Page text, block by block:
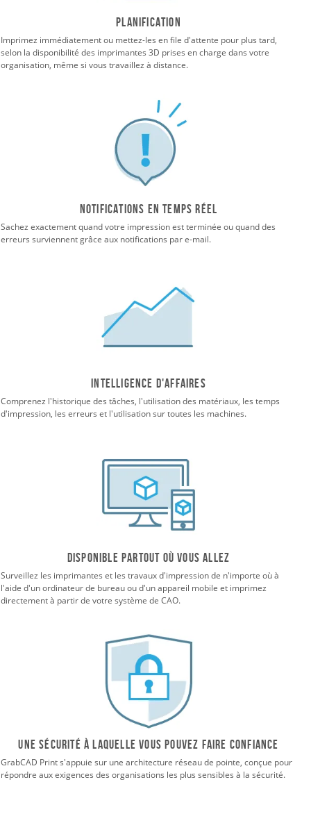
Planification
Imprimez immédiatement ou mettez-les en file d'attente pour plus tard,
selon la disponibilité des imprimantes 3D prises en charge dans votre
organisation, même si vous travaillez à distance.
Notifications en temps réel
Sachez exactement quand votre impression est terminée ou quand des
erreurs surviennent grâce aux notifications par e-mail.
Intelligence d'affaires
Comprenez l'historique des tâches, l'utilisation des matériaux, les temps
d'impression, les erreurs et l'utilisation sur toutes les machines.
Disponible partout où vous allez
Surveillez les imprimantes et les travaux d'impression de n'importe où à
l'aide d'un ordinateur de bureau ou d'un appareil mobile et imprimez
directement à partir de votre système de CAO.
Une sécurité à laquelle vous pouvez faire confiance
GrabCAD Print s'appuie sur une architecture réseau de pointe, conçue pour
répondre aux exigences des organisations les plus sensibles à la sécurité.